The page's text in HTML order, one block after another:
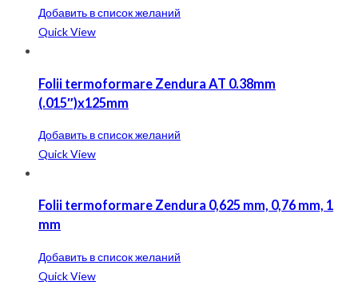
Добавить в список желаний
Quick View
Folii termoformare Zendura AT 0.38mm
(.015″)x125mm
Добавить в список желаний
Quick View
Folii termoformare Zendura 0,625 mm, 0,76 mm, 1
mm
Добавить в список желаний
Quick View